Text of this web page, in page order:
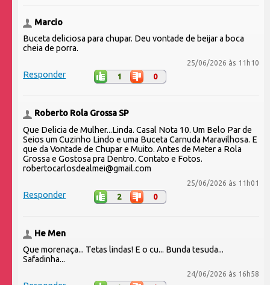
Marcio
Buceta deliciosa para chupar. Deu vontade de beijar a boca
cheia de porra.
25/06/2026 às 11h10
Responder 1 0
Roberto Rola Grossa SP
Que Delicia de Mulher...Linda. Casal Nota 10. Um Belo Par de
Seios um Cuzinho Lindo e uma Buceta Carnuda Maravilhosa. E
que da Vontade de Chupar e Muito. Antes de Meter a Rola
Grossa e Gostosa pra Dentro. Contato e Fotos.
robertocarlosdealmei@gmail.com
25/06/2026 às 11h01
Responder 2 0
He Men
Que morenaça... Tetas lindas! E o cu... Bunda tesuda...
Safadinha...
24/06/2026 às 16h58